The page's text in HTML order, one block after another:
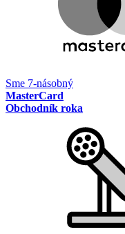
Sme 7-násobný
MasterCard
Obchodník roka